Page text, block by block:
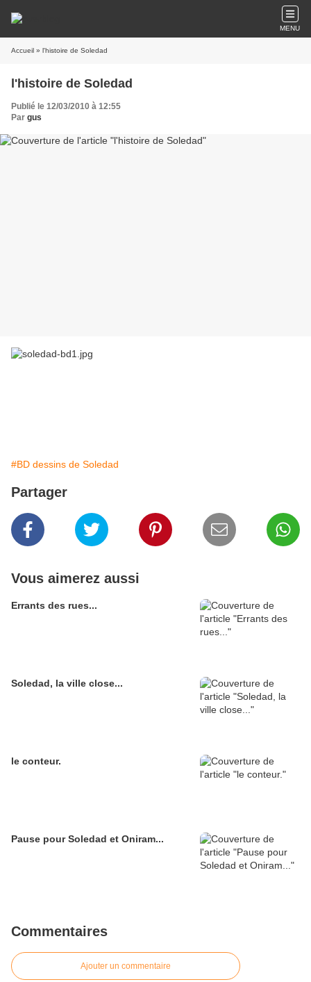
MENU
Accueil » l'histoire de Soledad
l'histoire de Soledad
Publié le 12/03/2010 à 12:55
Par gus
#BD dessins de Soledad
Partager
Vous aimerez aussi
Errants des rues...
Soledad, la ville close...
le conteur.
Pause pour Soledad et Oniram...
Commentaires
Ajouter un commentaire